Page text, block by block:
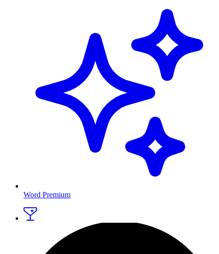
Word Premium